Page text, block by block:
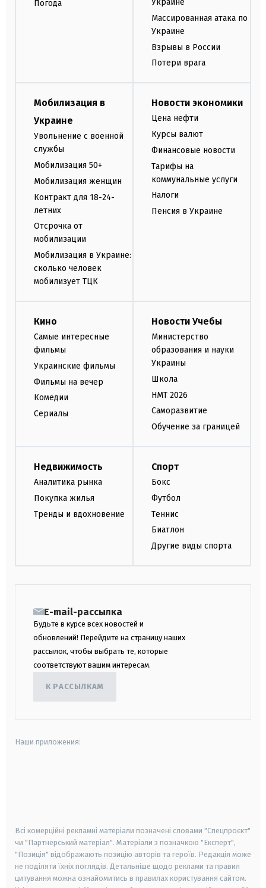
Погода
Украине
Массированная атака по
Украине
Взрывы в России
Потери врага
Мобилизация в
Украине
Увольнение с военной
службы
Мобилизация 50+
Мобилизация женщин
Контракт для 18-24-
летних
Отсрочка от
мобилизации
Мобилизация в Украине:
сколько человек
мобилизует ТЦК
Новости экономики
Цена нефти
Курсы валют
Финансовые новости
Тарифы на
коммунальные услуги
Налоги
Пенсия в Украине
Кино
Самые интересные
фильмы
Украинские фильмы
Фильмы на вечер
Комедии
Сериалы
Новости Учебы
Министерство
образования и науки
Украины
Школа
НМТ 2026
Саморазвитие
Обучение за границей
Недвижимость
Аналитика рынка
Покупка жилья
Тренды и вдохновение
Спорт
Бокс
Футбол
Теннис
Биатлон
Другие виды спорта
E-mail-рассылка
Будьте в курсе всех новостей и
обновлений! Перейдите на страницу наших
рассылок, чтобы выбрать те, которые
соответствуют вашим интересам.
К РАССЫЛКАМ
Наши приложения:
Всі комерційні рекламні матеріали позначені словами "Спецпроєкт"
чи "Партнерський матеріал". Матеріали з позначкою "Експерт",
"Позиція" відображають позицію авторів та героїв. Редакція може
не поділяти їхніх поглядів. Детальніше щодо реклами та правил
цитування можна ознайомитись в правилах користування сайтом.